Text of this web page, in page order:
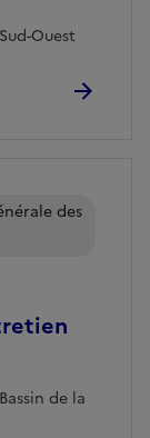
Ouest
de la
des